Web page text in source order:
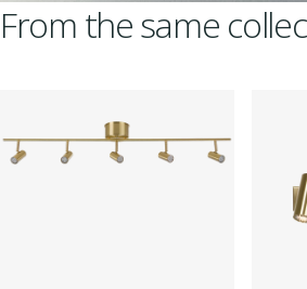
From the same